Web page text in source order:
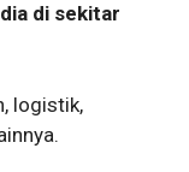
di sekitar
logistik,